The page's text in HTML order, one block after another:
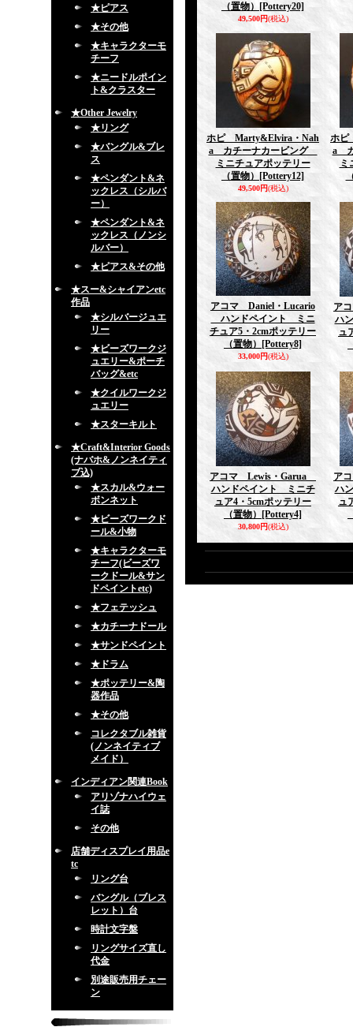
★ピアス
★その他
★キャラクターモ
チーフ
★ニードルポイン
ト&クラスター
★Other Jewelry
★リング
★バングル&ブレ
ス
★ペンダント&ネ
ックレス（シルバ
ー）
★ペンダント&ネ
ックレス（ノンシ
ルバー）
★ピアス&その他
★スー&シャイアンetc
作品
★シルバージュエ
リー
★ビーズワークジ
ュエリー&ポーチ
バッグ&etc
★クイルワークジ
ュエリー
★スターキルト
★Craft&Interior Goods
(ナバホ&ノンネイティ
ブ込)
★スカル&ウォー
ボンネット
★ビーズワークド
ール&小物
★キャラクターモ
チーフ(ビーズワ
ークドール&サン
ドペイントetc)
★フェテッシュ
★カチーナドール
★サンドペイント
★ドラム
★ポッテリー&陶
器作品
★その他
コレクタブル雑貨
(ノンネイティブ
メイド）
インディアン関連Book
アリゾナハイウェ
イ誌
その他
店舗ディスプレイ用品e
tc
リング台
バングル（ブレス
レット）台
時計文字盤
リングサイズ直し
代金
別途販売用チェー
ン
（置物）
[Pottery20]
49,500円(税込)
ホピ Marty&Elvira・Nah
a カチーナカービング
ミニチュアポッテリー
（置物）
[Pottery12]
49,500円(税込)
ホピ
a
ミ
アコマ Daniel・Lucario
ハンドペイント ミニ
チュア5・2cmポッテリー
（置物）
[Pottery8]
33,000円(税込)
ア
ハ
ュ
アコマ Lewis・Garua
ハンドペイント ミニチ
ュア4・5cmポッテリー
（置物）
[Pottery4]
30,800円(税込)
ア
ハ
ュ